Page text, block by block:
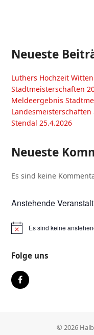
Neueste
Luthers Hochzeit
Stadtmeisterschaften
Meldeergebnis
Stendal 25.4.2026
Neueste
Es sind keine
Anstehende
Es sind keine
Folge uns
Facebook
© 2026